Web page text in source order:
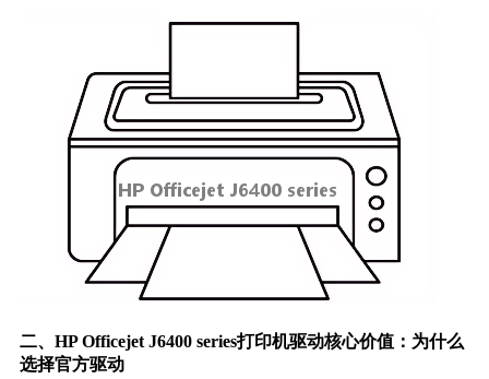
二、HP Officejet J6400 series打印机驱动核心价值：为什么
选择官方驱动